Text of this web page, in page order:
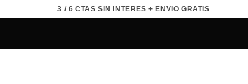
3 / 6 CTAS SIN INTERES + ENVIO GRATIS